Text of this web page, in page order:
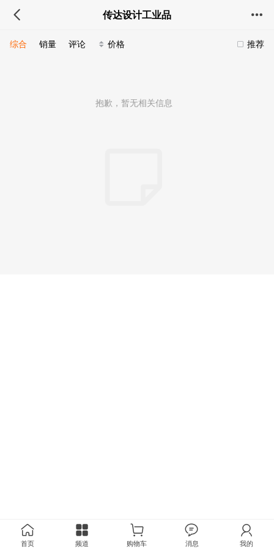
传达设计工业品
推荐
综合 销量 评论 价格
抱歉，暂无相关信息
首页 频道 购物车 消息 我的